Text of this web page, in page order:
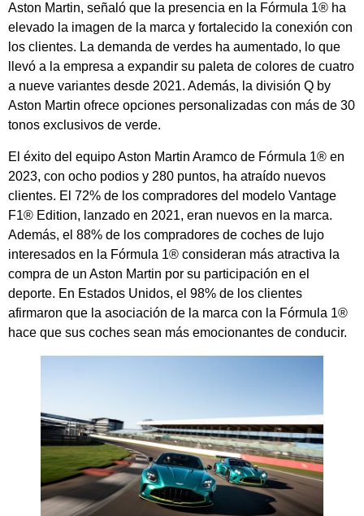
Aston Martin, señaló que la presencia en la Fórmula 1® ha
elevado la imagen de la marca y fortalecido la conexión con
los clientes. La demanda de verdes ha aumentado, lo que
llevó a la empresa a expandir su paleta de colores de cuatro
a nueve variantes desde 2021. Además, la división Q by
Aston Martin ofrece opciones personalizadas con más de 30
tonos exclusivos de verde.
El éxito del equipo Aston Martin Aramco de Fórmula 1® en
2023, con ocho podios y 280 puntos, ha atraído nuevos
clientes. El 72% de los compradores del modelo Vantage
F1® Edition, lanzado en 2021, eran nuevos en la marca.
Además, el 88% de los compradores de coches de lujo
interesados en la Fórmula 1® consideran más atractiva la
compra de un Aston Martin por su participación en el
deporte. En Estados Unidos, el 98% de los clientes
afirmaron que la asociación de la marca con la Fórmula 1®
hace que sus coches sean más emocionantes de conducir.